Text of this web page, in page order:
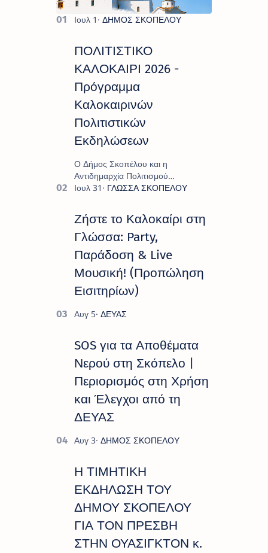
ΠΟΛΙΤΙΣΤΙΚΟ
ΚΑΛΟΚΑΙΡΙ 2026 -
Πρόγραμμα
Καλοκαιρινών
Πολιτιστικών
Εκδηλώσεων
Ο Δήμος Σκοπέλου και η
Αντιδημαρχία Πολιτισμού
παρουσιάζουν το πρόγραμμα «
πλούσιο και πολυσυλλεκτικό
πρόγραμμα εκδ…
Ζήστε το Καλοκαίρι στη
Γλώσσα: Party,
Παράδοση & Live
Μουσική! (Προπώληση
Εισιτηρίων)
SOS για τα Αποθέματα
Νερού στη Σκόπελο |
Περιορισμός στη Χρήση
και Έλεγχοι από τη
ΔΕΥΑΣ
Η ΤΙΜΗΤΙΚΗ
ΕΚΔΗΛΩΣΗ ΤΟΥ
ΔΗΜΟΥ ΣΚΟΠΕΛΟΥ
ΓΙΑ ΤΟΝ ΠΡΕΣΒΗ
ΣΤΗΝ ΟΥΑΣΙΓΚΤΟΝ κ.